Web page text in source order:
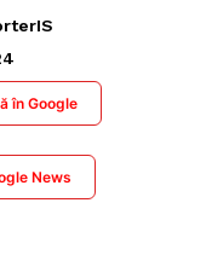
în Google
News